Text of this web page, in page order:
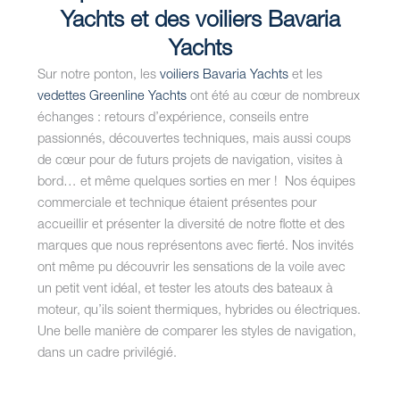
Yachts et des voiliers Bavaria
Yachts
Sur notre ponton, lesvoiliers Bavaria Yachts et les
vedettes Greenline Yachts ont été au cœur de nombreux
échanges : retours d’expérience, conseils entre
passionnés, découvertes techniques, mais aussi coups
de cœur pour de futurs projets de navigation, visites à
bord… et même quelques sorties en mer ! Nos équipes
commerciale et technique étaient présentes pour
accueillir et présenter la diversité de notre flotte et des
marques que nous représentons avec fierté. Nos invités
ont même pu découvrir les sensations de la voile avec
un petit vent idéal, et tester les atouts des bateaux à
moteur, qu’ils soient thermiques, hybrides ou électriques.
Une belle manière de comparer les styles de navigation,
dans un cadre privilégié.